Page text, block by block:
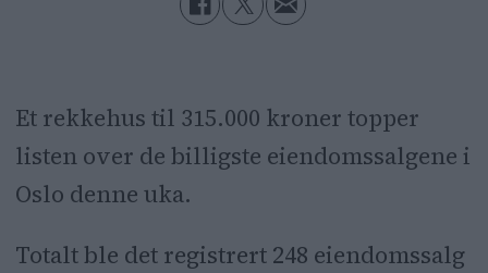
Et rekkehus til 315.000 kroner topper
listen over de billigste eiendomssalgene i
Oslo denne uka.
Totalt ble det registrert 248 eiendomssalg